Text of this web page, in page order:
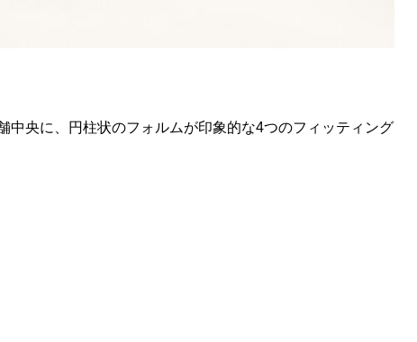
中央に、円柱状のフォルムが印象的な4つのフィッティング